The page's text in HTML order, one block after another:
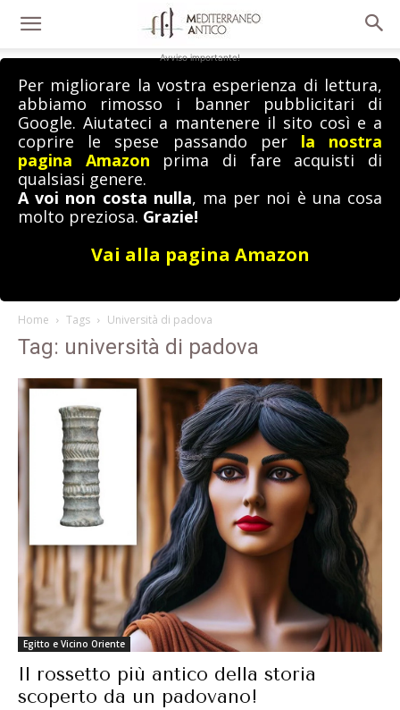
Avviso importante!
Per migliorare la vostra esperienza di lettura,
abbiamo rimosso i banner pubblicitari di
Google. Aiutateci a mantenere il sito così e a
coprire le spese passando per la nostra
pagina Amazon prima di fare acquisti di
qualsiasi genere.
A voi non costa nulla, ma per noi è una cosa
molto preziosa. Grazie!
Vai alla pagina Amazon
Home Tags Università di padova
Tag: università di padova
Egitto e Vicino Oriente
Il rossetto più antico della storia
scoperto da un padovano!